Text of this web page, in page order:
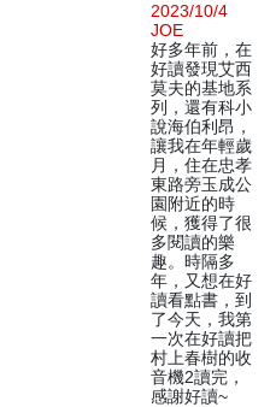
2023/10/4
JOE
好多年前，在
好讀發現艾西
莫夫的基地系
列，還有科小
說海伯利昂，
讓我在年輕歲
月，住在忠孝
東路旁玉成公
園附近的時
候，獲得了很
多閱讀的樂
趣。時隔多
年，又想在好
讀看點書，到
了今天，我第
一次在好讀把
村上春樹的收
音機2讀完，
感謝好讀~